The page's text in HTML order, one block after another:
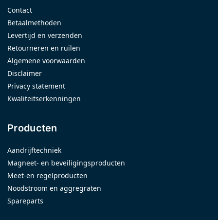
Contact
Betaalmethoden
Levertijd en verzenden
Retourneren en ruilen
Algemene voorwaarden
Disclaimer
Privacy statement
Kwaliteitserkenningen
Producten
Aandrijftechniek
Magneet- en beveiligingsproducten
Meet-en regelproducten
Noodstroom en aggregraten
Spareparts